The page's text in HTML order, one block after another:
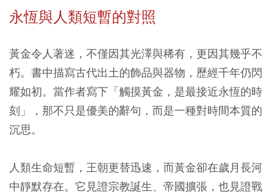
永恆與人類短暫的對照
黃金令人著迷，不僅因其光澤與稀有，更因其幾乎不
朽。書中描寫古代出土的飾品與器物，歷經千年仍閃
耀如初。當作者寫下「觸摸黃金，是最接近永恆的時
刻」，那不只是優美的辭句，而是一種對時間本質的
沉思。
人類生命短暫，王朝更替迅速，而黃金卻在歲月長河
中靜默存在。它見證宗教誕生、帝國擴張，也見證戰